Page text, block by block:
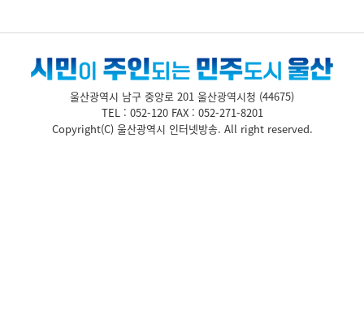
울산광역시 남구 중앙로 201 울산광역시청 (44675)
TEL : 052-120 FAX : 052-271-8201
Copyright(C) 울산광역시 인터넷방송. All right reserved.